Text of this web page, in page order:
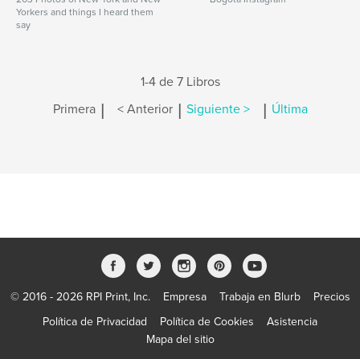
Yorkers and things I heard them
say
1-4 de 7 Libros
Primera | < Anterior | Siguiente > | Última
© 2016 - 2026 RPI Print, Inc. Empresa Trabaja en Blurb
Precios
Política de Privacidad
Política de Cookies
Asistencia
Mapa del sitio